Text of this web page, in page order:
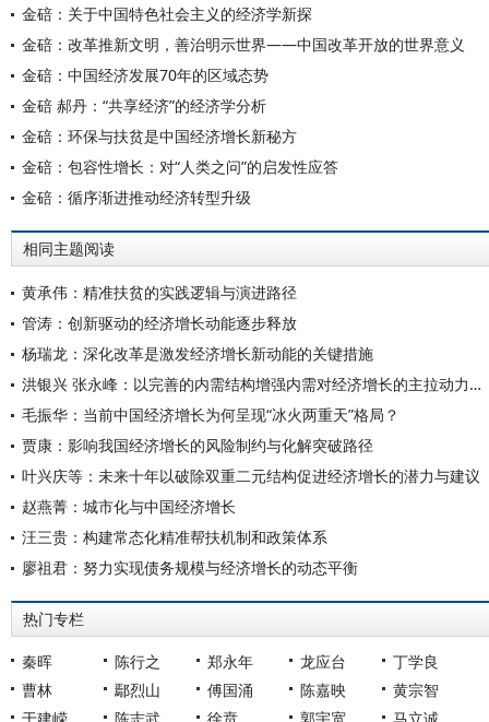
金碚：关于中国特色社会主义的经济学新探
金碚：改革推新文明，善治明示世界——中国改革开放的世界意义
金碚：中国经济发展70年的区域态势
金碚 郝丹：“共享经济”的经济学分析
金碚：环保与扶贫是中国经济增长新秘方
金碚：包容性增长：对“人类之问”的启发性应答
金碚：循序渐进推动经济转型升级
相同主题阅读
黄承伟：精准扶贫的实践逻辑与演进路径
管涛：创新驱动的经济增长动能逐步释放
杨瑞龙：深化改革是激发经济增长新动能的关键措施
洪银兴 张永峰：以完善的内需结构增强内需对经济增长的主拉动力作用
毛振华：当前中国经济增长为何呈现“冰火两重天”格局？
贾康：影响我国经济增长的风险制约与化解突破路径
叶兴庆等：未来十年以破除双重二元结构促进经济增长的潜力与建议
赵燕菁：城市化与中国经济增长
汪三贵：构建常态化精准帮扶机制和政策体系
廖祖君：努力实现债务规模与经济增长的动态平衡
热门专栏
秦晖 陈行之 郑永年 龙应台
丁学良
曹林
鄢烈山 傅国涌 陈嘉映
黄宗智